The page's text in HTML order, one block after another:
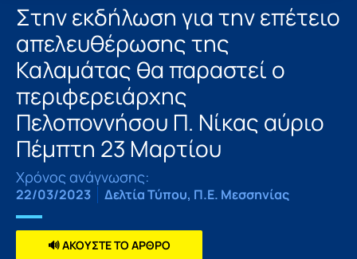
Στην εκδήλωση για την επέτειο
απελευθέρωσης της
Καλαμάτας θα παραστεί ο
περιφερειάρχης
Πελοποννήσου Π. Νίκας αύριο
Πέμπτη 23 Μαρτίου
Χρόνος ανάγνωσης:
22/03/2023 Δελτία Τύπου, Π.Ε. Μεσσηνίας
🔊 ΑΚΟΥΣΤΕ ΤΟ ΑΡΘΡΟ